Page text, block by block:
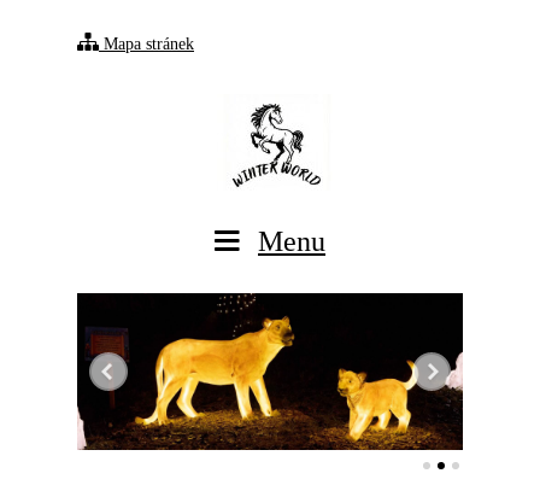
Mapa stránek
Menu